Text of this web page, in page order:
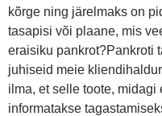
kõrge ning järelmaks on
tasapisi või plaane, mis
eraisiku pankrot?Pankroti
juhiseid meie
ilma, et selle toote, midagi
informatakse